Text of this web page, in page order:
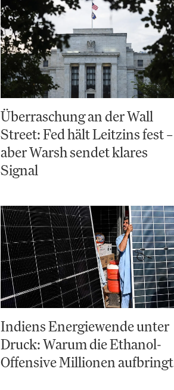
Überraschung an der Wall
Street: Fed hält Leitzins fest –
aber Warsh sendet klares
Signal
Indiens Energiewende unter
Druck: Warum die Ethanol-
Offensive Millionen aufbringt